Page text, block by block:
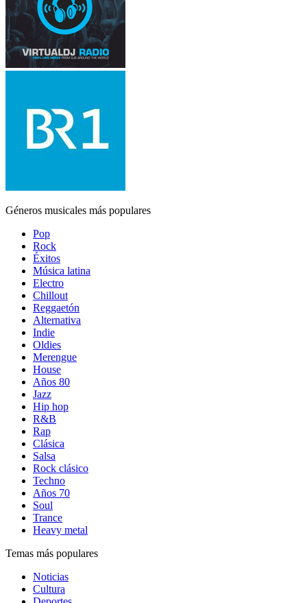
Géneros musicales más populares
Pop
Rock
Éxitos
Música latina
Electro
Chillout
Reggaetón
Alternativa
Indie
Oldies
Merengue
House
Años 80
Jazz
Hip hop
R&B
Rap
Clásica
Salsa
Rock clásico
Techno
Años 70
Soul
Trance
Heavy metal
Temas más populares
Noticias
Cultura